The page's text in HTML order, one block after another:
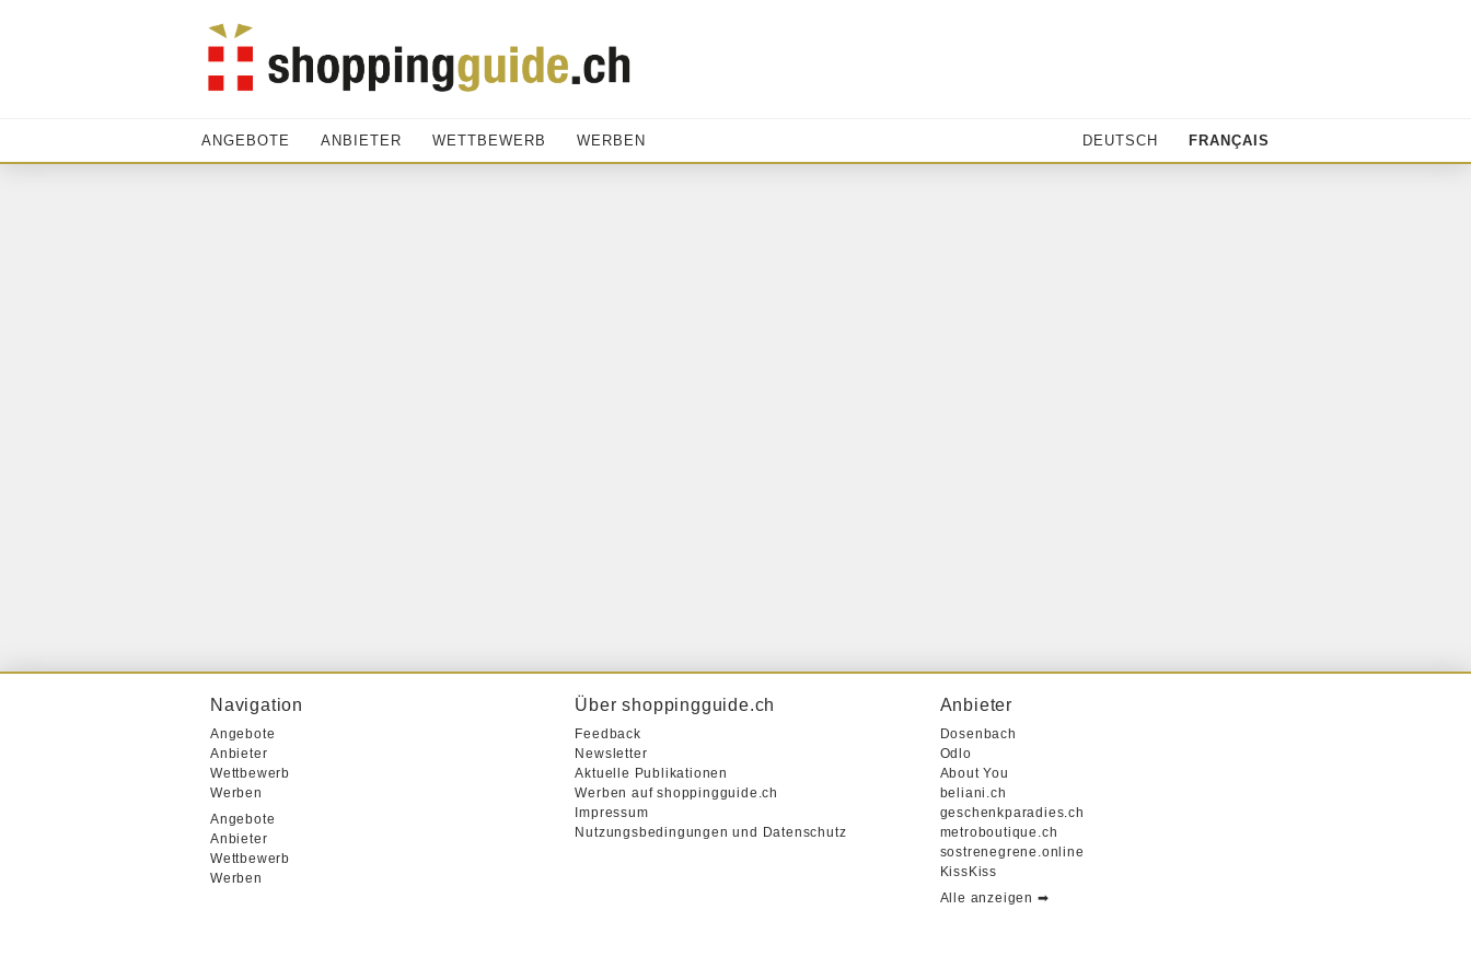
ANGEBOTE ANBIETER WETTBEWERB WERBEN DEUTSCH FRANÇAIS
Navigation
Angebote
Anbieter
Wettbewerb
Werben
Angebote
Anbieter
Wettbewerb
Werben
Über shoppingguide.ch
Feedback
Newsletter
Aktuelle Publikationen
Werben auf shoppingguide.ch
Impressum
Nutzungsbedingungen und Datenschutz
Anbieter
Dosenbach
Odlo
About You
beliani.ch
geschenkparadies.ch
metroboutique.ch
sostrenegrene.online
KissKiss
Alle anzeigen ➡︎